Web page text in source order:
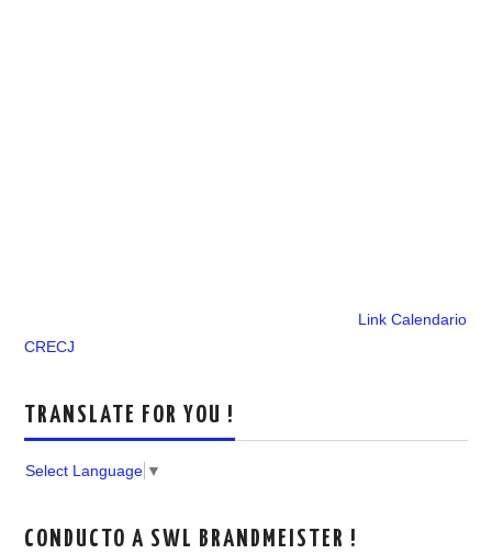
Link Calendario
CRECJ
TRANSLATE FOR YOU !
Select Language ▼
CONDUCTO A SWL BRANDMEISTER !